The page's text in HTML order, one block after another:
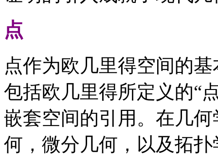
点
点作为欧几里得空间的
包括欧几里得所定义的“
嵌套空间的引用。在几
何，微分几何，以及拓